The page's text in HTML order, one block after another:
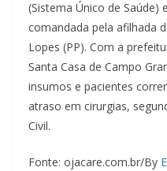
(Sistema Único de Saúde)
comandada pela afilhada
Lopes (PP). Com a
Santa Casa de Campo
insumos e pacientes
atraso em cirurgias,
Civil.
Fonte: ojacare.com.br/By